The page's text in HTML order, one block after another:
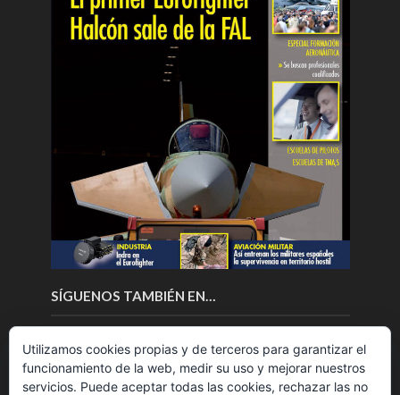
SÍGUENOS TAMBIÉN EN…
Utilizamos cookies propias y de terceros para garantizar el
funcionamiento de la web, medir su uso y mejorar nuestros
servicios. Puede aceptar todas las cookies, rechazar las no